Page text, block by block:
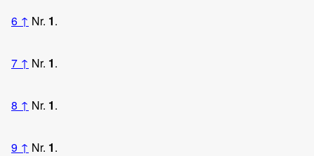
6 ↑ Nr. 1.
7 ↑ Nr. 1.
8 ↑ Nr. 1.
9 ↑ Nr. 1.